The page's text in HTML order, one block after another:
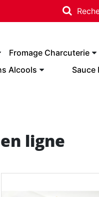
Fromage Charcuterie
Alcools Sauce
ligne